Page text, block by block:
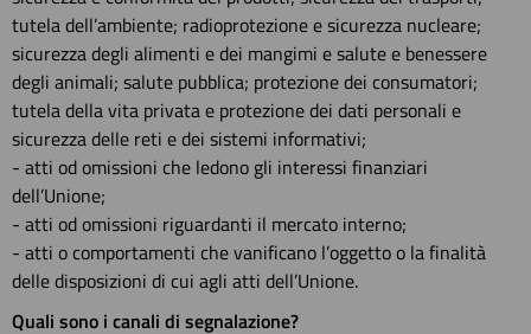
tutela dell’ambiente; radioprotezione e sicurezza nucleare;
sicurezza degli alimenti e dei mangimi e salute e benessere
degli animali; salute pubblica; protezione dei consumatori;
tutela della vita privata e protezione dei dati personali e
sicurezza delle reti e dei sistemi informativi;
- atti od omissioni che ledono gli interessi finanziari
dell’Unione;
- atti od omissioni riguardanti il mercato interno;
- atti o comportamenti che vanificano l’oggetto o la finalità
delle disposizioni di cui agli atti dell’Unione.
Quali sono i canali di segnalazione?